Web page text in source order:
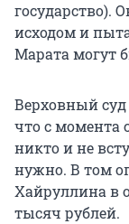
государство).
исходом и
Марата могут
Верховный
что с момента
никто и не
нужно. В том
Хайруллина в
тысяч рублей.